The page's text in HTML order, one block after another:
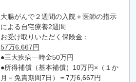
大腸がんで２週間の入院＋医師の指示
による自宅療養2週間
お受け取りいただく保険金：
57万6,667円
●三大疾病一時金50万円
●所得補償（基本補償）10万円×（１か
月－免責期間7日）＝7万6,667円